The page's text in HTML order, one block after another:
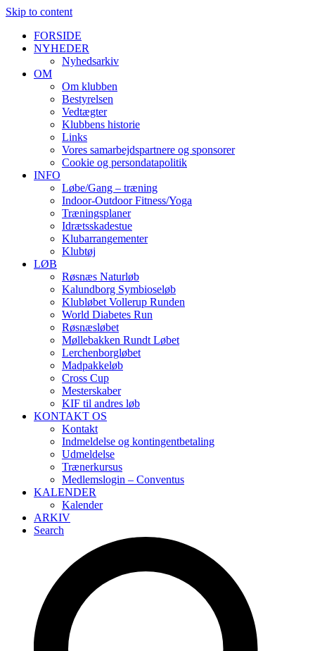
Skip to content
FORSIDE
NYHEDER
Nyhedsarkiv
OM
Om klubben
Bestyrelsen
Vedtægter
Klubbens historie
Links
Vores samarbejdspartnere og sponsorer
Cookie og persondatapolitik
INFO
Løbe/Gang – træning
Indoor-Outdoor Fitness/Yoga
Træningsplaner
Idrætsskadestue
Klubarrangementer
Klubtøj
LØB
Røsnæs Naturløb
Kalundborg Symbioseløb
Klubløbet Vollerup Runden
World Diabetes Run
Røsnæsløbet
Møllebakken Rundt Løbet
Lerchenborgløbet
Madpakkeløb
Cross Cup
Mesterskaber
KIF til andres løb
KONTAKT OS
Kontakt
Indmeldelse og kontingentbetaling
Udmeldelse
Trænerkursus
Medlemslogin – Conventus
KALENDER
Kalender
ARKIV
Search